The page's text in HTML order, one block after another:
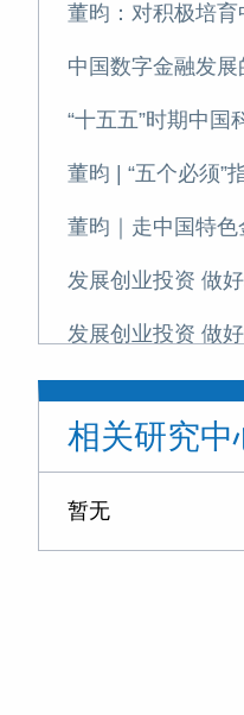
中国数字金融发
发展创业投资 做
发展创业投资 做
发展创业投资 做
相关研究中
暂无